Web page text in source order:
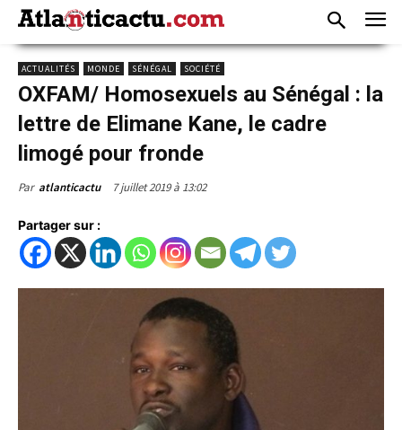
ACTUALITÉS MONDE SÉNÉGAL SOCIÉTÉ
OXFAM/ Homosexuels au Sénégal : la
lettre de Elimane Kane, le cadre
limogé pour fronde
Par atlanticactu 7 juillet 2019 à 13:02
Partager sur :